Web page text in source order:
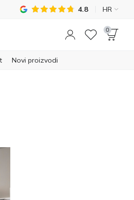
4.8 HR
0
Novi proizvodi